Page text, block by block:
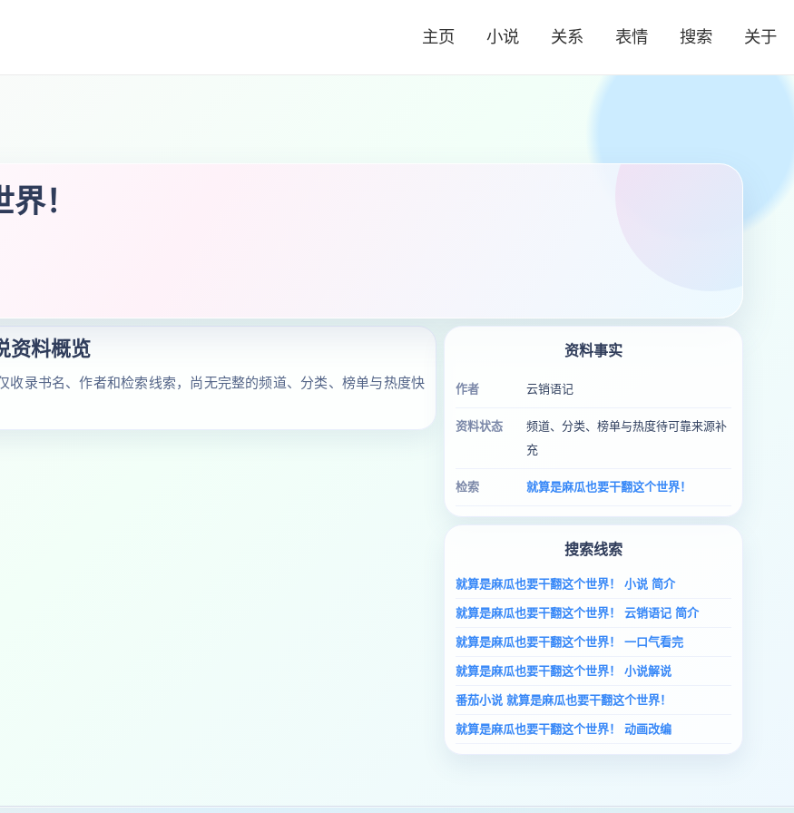
主页 小说 关系 表情 搜索 关于
！
资料概览
收录书名、作者和检索线索，尚无完整的频道、分类、榜单与热度快
资料事实
作者 云销语记
资料状态
频道、分类、榜单与热度待可靠来源补
充
检索 就算是麻瓜也要干翻这个世界！
搜索线索
就算是麻瓜也要干翻这个世界！ 小说 简介
就算是麻瓜也要干翻这个世界！ 云销语记 简介
就算是麻瓜也要干翻这个世界！ 一口气看完
就算是麻瓜也要干翻这个世界！ 小说解说
番茄小说 就算是麻瓜也要干翻这个世界！
就算是麻瓜也要干翻这个世界！ 动画改编